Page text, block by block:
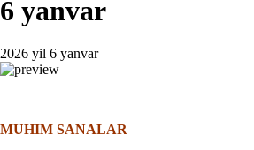
6 yanvar
2026 yil 6 yanvar
MUHIM SANALAR